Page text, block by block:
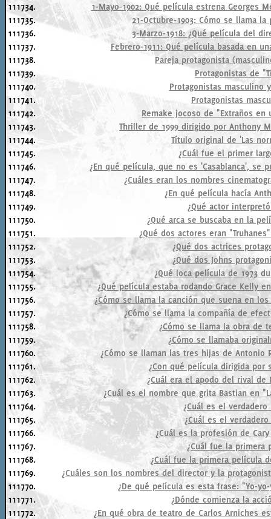
111734.
1-Mayo-1902: Qué película estrena Georges
111735.
21-Octubre-1903: Cómo se llama
111736.
3-Marzo-1918: ¿Qué película del
111737.
Febrero-1911: Qué película basada en
111738.
Pareja protagonista
111739.
Protagonistas de
111740.
Protagonistas masculino
111741.
Protagonistas
111742.
Remake jocoso de "Extraños
111743.
Thriller de 1999 dirigido por Anthony
111744.
Título original de 'Las
111745.
¿Cuál fue el primer
111746.
¿En qué película, que no es 'Casablanca', se
111747.
¿Cuáles eran los nombres
111748.
¿En qué película hacía
111749.
¿Qué actor
111750.
¿Qué arca se buscaba en la
111751.
¿Qué dos actores eran
111752.
¿Qué dos actrices
111753.
¿Qué dos Johns
111754.
¿Qué loca película de 1973
111755.
¿Qué película estaba rodando Grace Kelly
111756.
¿Cómo se llama la canción que suena en
111757.
¿Cómo se llama la compañía de
111758.
¿Cómo se llama la obra de
111759.
¿Cómo se llamaba
111760.
¿Cómo se llaman las tres hijas de Antonio
111761.
¿Con qué película dirigida por
111762.
¿Cuál era el apodo del rival de
111763.
¿Cuál es el nombre que grita Bastian en
111764.
¿Cuál es el verdadero
111765.
¿Cuál es el
111766.
¿Cuál es la profesión de
111767.
¿Cuál fue la primera
111768.
¿Cuál fue la primera película
111769.
¿Cuáles son los nombres del director y la
111770.
¿De qué película es esta frase: "Yo-
111771.
¿Dónde comienza la
111772.
¿En qué obra de teatro de Carlos Arniches